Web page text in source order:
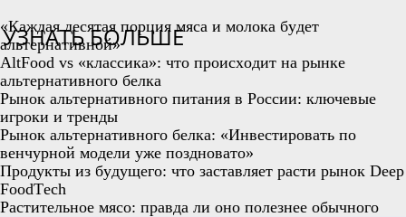
УЗНАТЬ БОЛЬШЕ
«Каждая десятая порция мяса и молока будет
альтернативной»
AltFood vs «классика»: что происходит на рынке
альтернативного белка
Рынок альтернативного питания в России: ключевые
игроки и тренды
Рынок альтернативного белка: «Инвестировать по
венчурной модели уже поздновато»
Продукты из будущего: что заставляет расти рынок Deep
FoodTech
Растительное мясо: правда ли оно полезнее обычного